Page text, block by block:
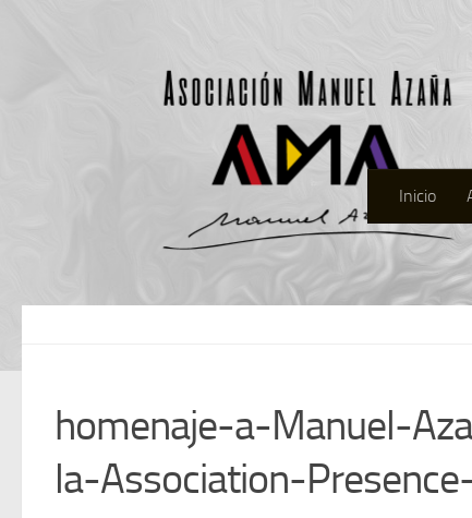
Inicio
homenaje-a-Manuel-
la-Association-